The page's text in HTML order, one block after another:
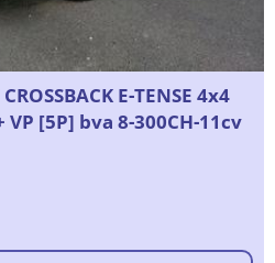
E-TENSE 4x4
VP [5P] bva 8-300CH-11cv